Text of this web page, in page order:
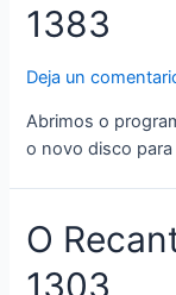
1383
Deja un
Abrimos o
o novo disco
O
1303